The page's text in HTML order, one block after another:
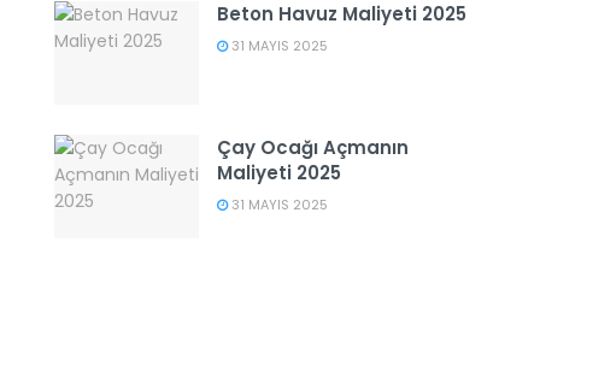
Beton Havuz Maliyeti 2025
31 MAYIS 2025
Çay Ocağı Açmanın
Maliyeti 2025
31 MAYIS 2025